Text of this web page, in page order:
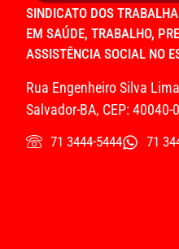
SINDICATO DOS
EM SAÚDE, TRABALHO,
ASSISTÊNCIA SOCIAL NO
Rua Engenheiro Silva
Salvador-BA, CEP: 40040-
71 3444-5444 71